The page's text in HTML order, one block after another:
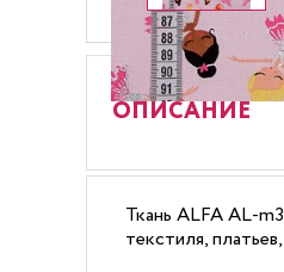
ОПИСАНИЕ
Ткань ALFA AL-
текстиля,